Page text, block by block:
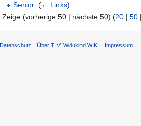
Senior (← Links)
Zeige (vorherige 50 | nächste 50) (20 | 50
Datenschutz Über T. V. Widukind WIKI Impressum